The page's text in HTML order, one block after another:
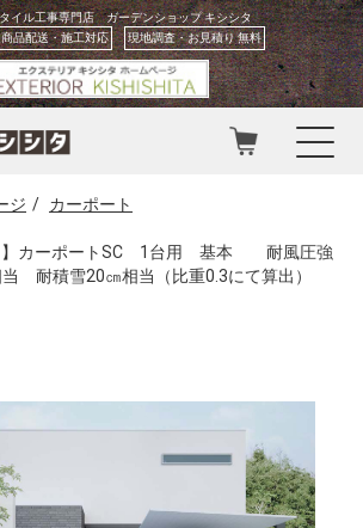
イル工事専門店 ガーデンショップ キシシタ
品配送・施工対応
現地調査・お見積り 無料
マイページ
プロのリフォーム視点
ジ カーポート
】カーポートSC 1台用 基本 耐風圧強
耐積雪20㎝相当（比重0.3にて算出）